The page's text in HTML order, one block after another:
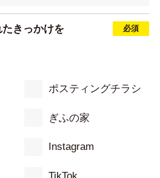
きっかけを
ポスティングチラシ
ぎふの家
Instagram